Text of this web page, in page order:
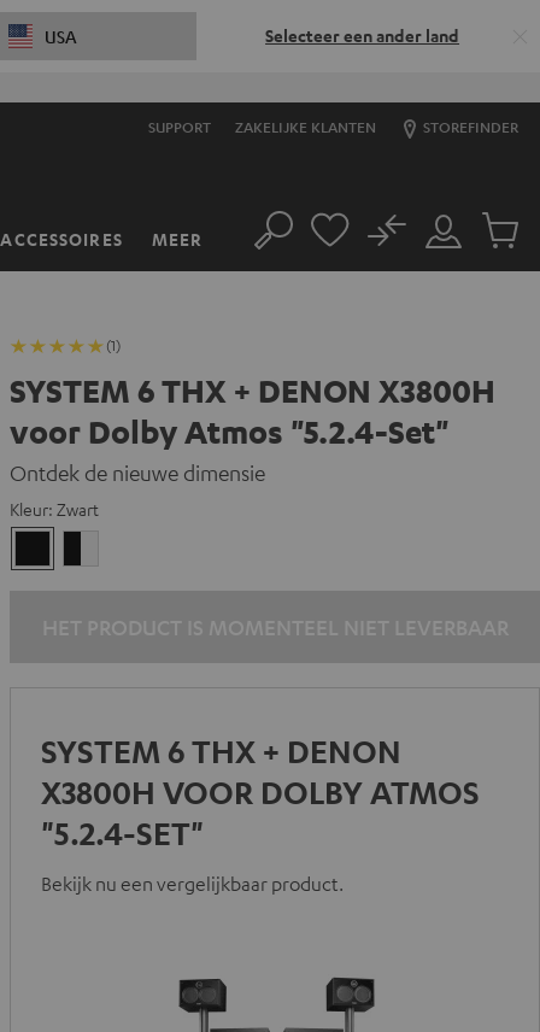
USA Selecteer een ander land
SUPPORT ZAKELIJKE KLANTEN STOREFINDER
ACCESSOIRES MEER Zoeken
Mijn
account
No
(1)
SYSTEM 6 THX + DENON X3800H
voor Dolby Atmos "5.2.4-Set"
Ontdek de nieuwe dimensie
Kleur: Zwart
SYSTEM 6 THX + DENON
X3800H VOOR DOLBY ATMOS
"5.2.4-SET"
Bekijk nu een vergelijkbaar product.